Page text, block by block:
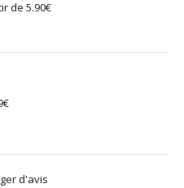
de 5.90€
d'avis